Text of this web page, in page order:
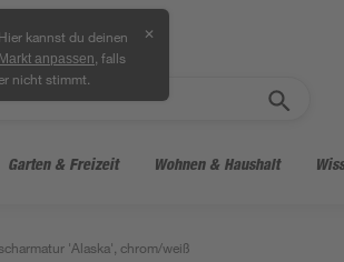
Hier kannst du deinen
Markt anpassen , falls
nicht stimmt.
✕
Garten & Freizeit Wohnen & Haushalt
'Alaska', chrom/weiß